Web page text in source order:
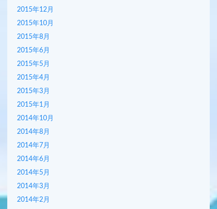
2015年12月
2015年10月
2015年8月
2015年6月
2015年5月
2015年4月
2015年3月
2015年1月
2014年10月
2014年8月
2014年7月
2014年6月
2014年5月
2014年3月
2014年2月